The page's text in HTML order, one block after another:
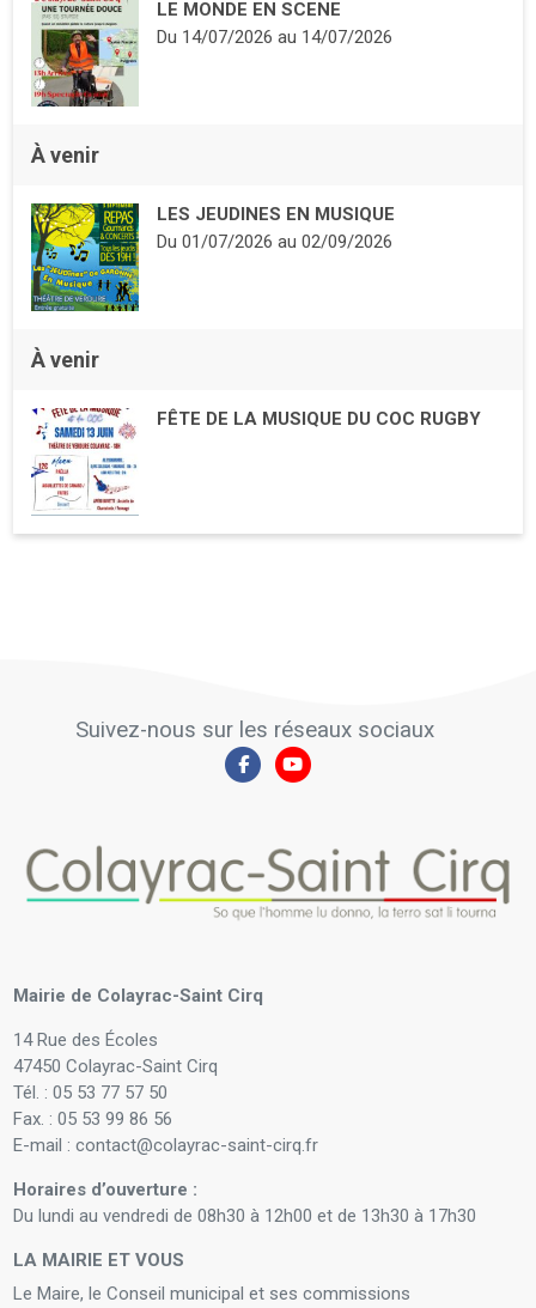
LE MONDE EN SCENE
Du 14/07/2026au 14/07/2026
À venir
LES JEUDINES EN MUSIQUE
Du 01/07/2026au 02/09/2026
À venir
FÊTE DE LA MUSIQUE DU COC RUGBY
Suivez-nous sur les réseaux sociaux
Mairie de Colayrac-Saint Cirq
14 Rue des Écoles
47450 Colayrac-Saint Cirq
Tél. : 05 53 77 57 50
Fax. : 05 53 99 86 56
E-mail : contact@colayrac-saint-cirq.fr
Horaires d’ouverture :
Du lundi au vendredi de 08h30 à 12h00 et de 13h30 à 17h30
LA MAIRIE ET VOUS
Le Maire, le Conseil municipal et ses commissions